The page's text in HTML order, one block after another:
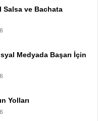
Salsa ve Bachata
Medyada Başarı İçin
Yolları